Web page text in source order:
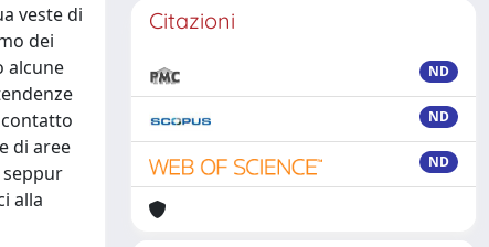
veste di
dei
alcune
di aree
alla
Citazioni
ND
ND
ND